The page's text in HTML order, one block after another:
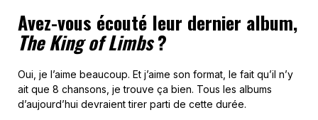
Avez-vous écouté leur dernier album,
The King of Limbs?
Oui, je l’aime beaucoup. Et j’aime son format, le fait qu’il n’y
ait que 8 chansons, je trouve ça bien. Tous les albums
d’aujourd’hui devraient tirer parti de cette durée.